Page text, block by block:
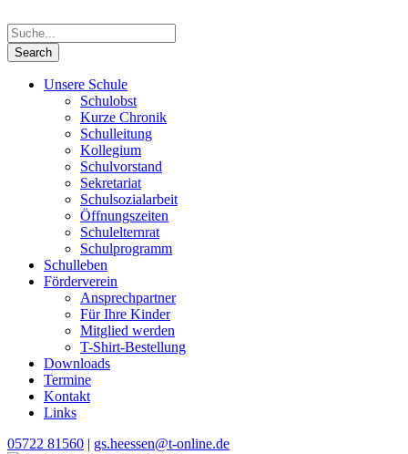
Unsere Schule
Schulobst
Kurze Chronik
Schulleitung
Kollegium
Schulvorstand
Sekretariat
Schulsozialarbeit
Öffnungszeiten
Schulelternrat
Schulprogramm
Schulleben
Förderverein
Ansprechpartner
Für Ihre Kinder
Mitglied werden
T-Shirt-Bestellung
Downloads
Termine
Kontakt
Links
05722 81560 | gs.heessen@t-online.de